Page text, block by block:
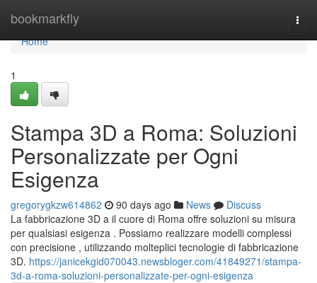
bookmarkfly
Home
Home
1
Stampa 3D a Roma: Soluzioni
Personalizzate per Ogni
Esigenza
gregorygkzw614862 90 days ago News
Discuss
La fabbricazione 3D a il cuore di Roma offre soluzioni su misura
per qualsiasi esigenza . Possiamo realizzare modelli complessi
con precisione , utilizzando molteplici tecnologie di fabbricazione
3D. https://janicekgid070043.newsbloger.com/41849271/stampa-
3d-a-roma-soluzioni-personalizzate-per-ogni-esigenza